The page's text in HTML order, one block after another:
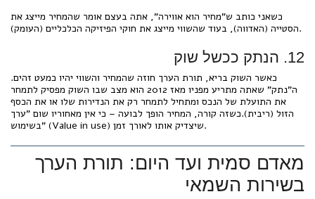
כשאני כותב ש"מחיר הוא אווירה", אתה בעצם אומר שהמחיר מייצג את
הסטייה (האדווה), בעוד שהשווי מייצג את חוקי הפיזיקה הכלכליים (העומק).
12. הנתק ככשל שוק
כאשר השוק בריא, תורת הערך חוזה שהמחיר והשווי יהיו כמעט זהים.
ה"נתק" שאתה מתריע מפניו מאז 2012 הוא מצב שבו השוק מפסיק לתמחר
את התועלת של הנכס ומתחיל לתמחר רק את הנדירות שלו או את הכסף
הזול (ריבית).כשזה קורה, המחיר הופך לבועה – כי אין מאחוריו שום "ערך
בשימוש" (Value in use) שיצדיק אותו לאורך זמן.
מאדם סמית ועד היום: תורת הערך
בשירות השמאי